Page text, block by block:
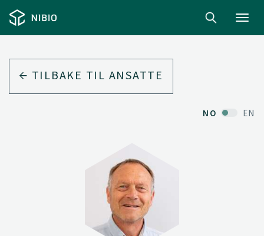
TILBAKE TIL ANSATTE
NO EN